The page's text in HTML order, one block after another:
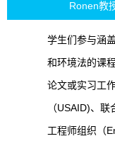
Ronen教
学生们参与涵
和环境法的课
论文或实习工
（USAID)、
工程师组织（